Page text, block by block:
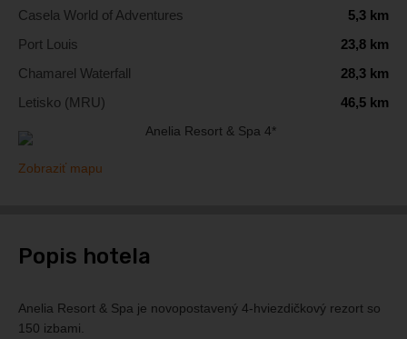
Casela World of Adventures
5,3 km
Port Louis
23,8 km
Chamarel Waterfall
28,3 km
Letisko (MRU)
46,5 km
Zobraziť mapu
Popis hotela
Anelia Resort & Spa je novopostavený 4-hviezdičkový rezort so
150 izbami.